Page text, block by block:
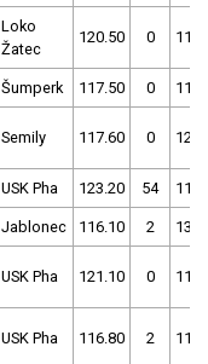
Loko
Žatec
120.50 0
Šumperk 117.50 0
Semily 117.60 0
USK Pha 123.20 54
Jablonec 116.10 2
USK Pha 121.10 0
USK Pha 116.80 2